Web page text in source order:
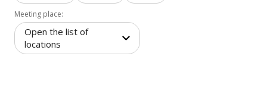
Meeting place:
Open the list of
locations